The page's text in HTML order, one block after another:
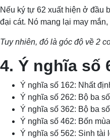
Nếu ký tự 62 xuất hiện ở đầu
đại cát. Nó mang lại may
Tuy nhiên, đó là góc độ về 2
4. Ý nghĩa số
Ý nghĩa số 162: Nhất
Ý nghĩa số 262: Bộ ba
Ý nghĩa số 362: Bộ ba
Ý nghĩa số 462: Bốn
Ý nghĩa số 562: Sinh tài